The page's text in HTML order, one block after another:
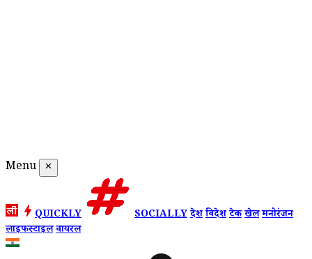
Menu ✕
QUICKLY SOCIALLYदेशविदेशटेकखेलमनोरंजन
लाइफस्टाइलवायरल